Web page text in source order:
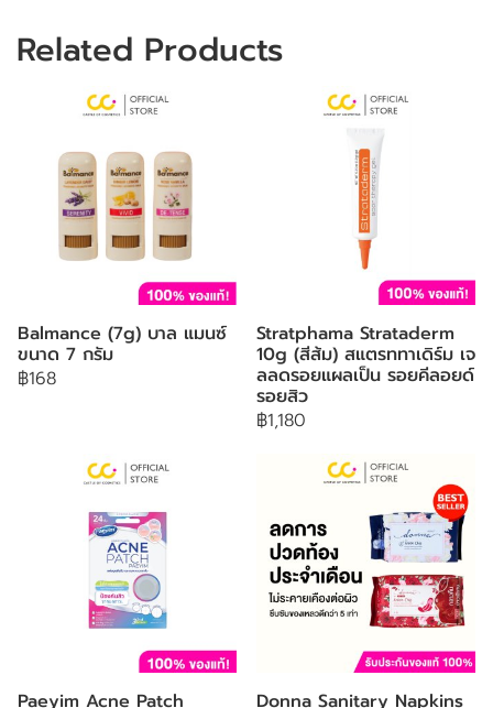
Related Products
Balmance (7g) บาล แมนซ์
ขนาด 7 กรัม
฿168
Stratphama Strataderm
10g (สีส้ม) สแตรททาเดิร์ม เจ
ลลดรอยแผลเป็น รอยคีลอยด์
รอยสิว
฿1,180
Paeyim Acne Patch Donna Sanitary Napkins